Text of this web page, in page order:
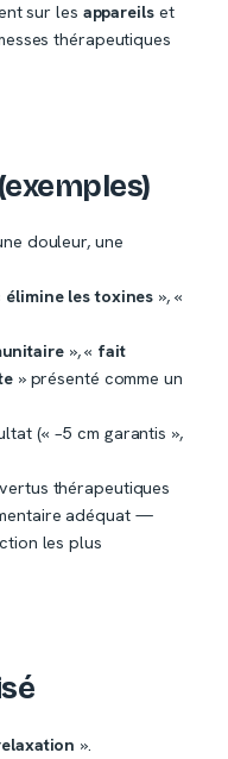
sur les appareilset
thérapeutiques
douleur, une
élimine les toxines », «
», « fait
» présenté comme un
(« −5 cm garantis »,
thérapeutiques
adéquat —
les plus
».